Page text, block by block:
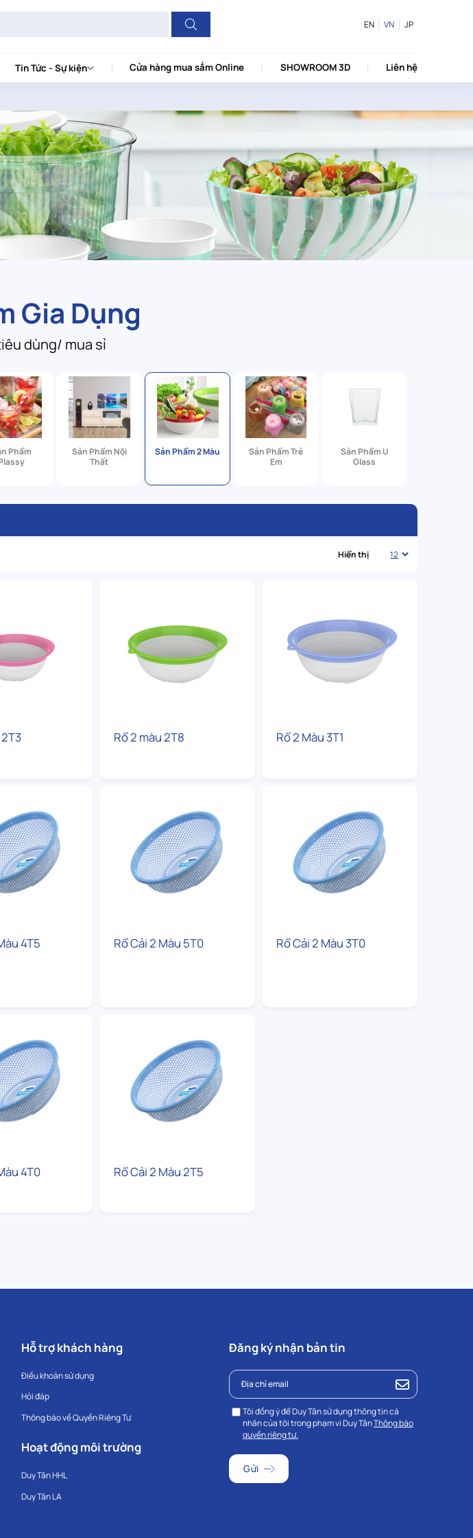
EN VN JP
Tin Tức - Sự kiện Cửa hàng mua sắm Online SHOWROOM 3D Liên hệ
Gia Dụng
dùng/ mua sỉ
Phẩm
Sản Phẩm Nội
Thất
Sản Phẩm 2 Màu
Sản Phẩm Trẻ
Em
Sản Phẩm U
Glass
Hiển thị
Rổ 2 màu 2T8 Rổ 2 Màu 3T1
4T5 Rổ Cải 2 Màu 5T0 Rổ Cải 2 Màu 3T0
4T0 Rổ Cải 2 Màu 2T5
Hỗ trợ khách hàng
Điều khoản sử dụng
Hỏi đáp
Thông báo về Quyền Riêng Tư
Hoạt động môi trường
Duy Tân HHL
Duy Tân LA
Đăng ký nhận bản tin
Tôi đồng ý để Duy Tân sử dụng thông tin cá
nhân của tôi trong phạm vi Duy TânThông báo
quyền riêng tư.